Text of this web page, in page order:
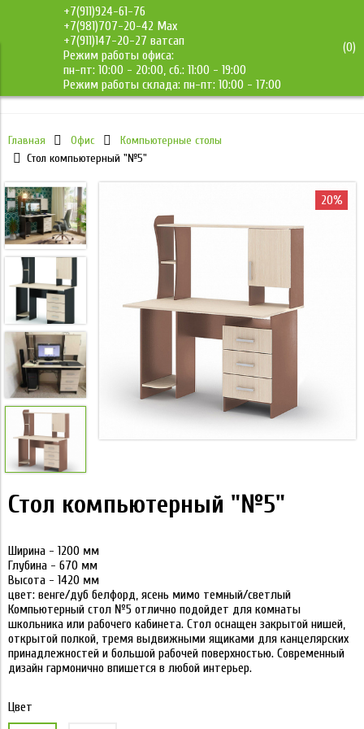
+7(911)924-61-76
+7(981)707-20-42 Max
+7(911)147-20-27 ватсап
Режим работы офиса:
пн-пт: 10:00 - 20:00, сб.: 11:00 - 19:00
Режим работы склада: пн-пт: 10:00 - 17:00
(0)
ДМС-Мебель
Главная Офис
Компьютерные столы
Стол компьютерный "№5"
20% 20%
Стол компьютерный "№5"
Ширина - 1200 мм
Глубина - 670 мм
Высота - 1420 мм
цвет: венге/дуб белфорд, ясень мимо темный/светлый
Компьютерный стол №5 отлично подойдет для комнаты
школьника или рабочего кабинета. Стол оснащен закрытой нишей,
открытой полкой, тремя выдвижными ящиками для канцелярских
принадлежностей и большой рабочей поверхностью. Современный
дизайн гармонично впишется в любой интерьер.
Цвет